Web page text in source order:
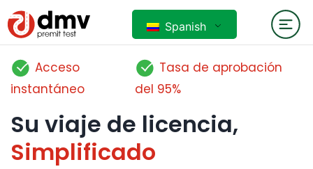
Spanish
Acceso
instantáneo
Tasa de aprobación
del 95%
Su viaje de licencia,
Simplificado